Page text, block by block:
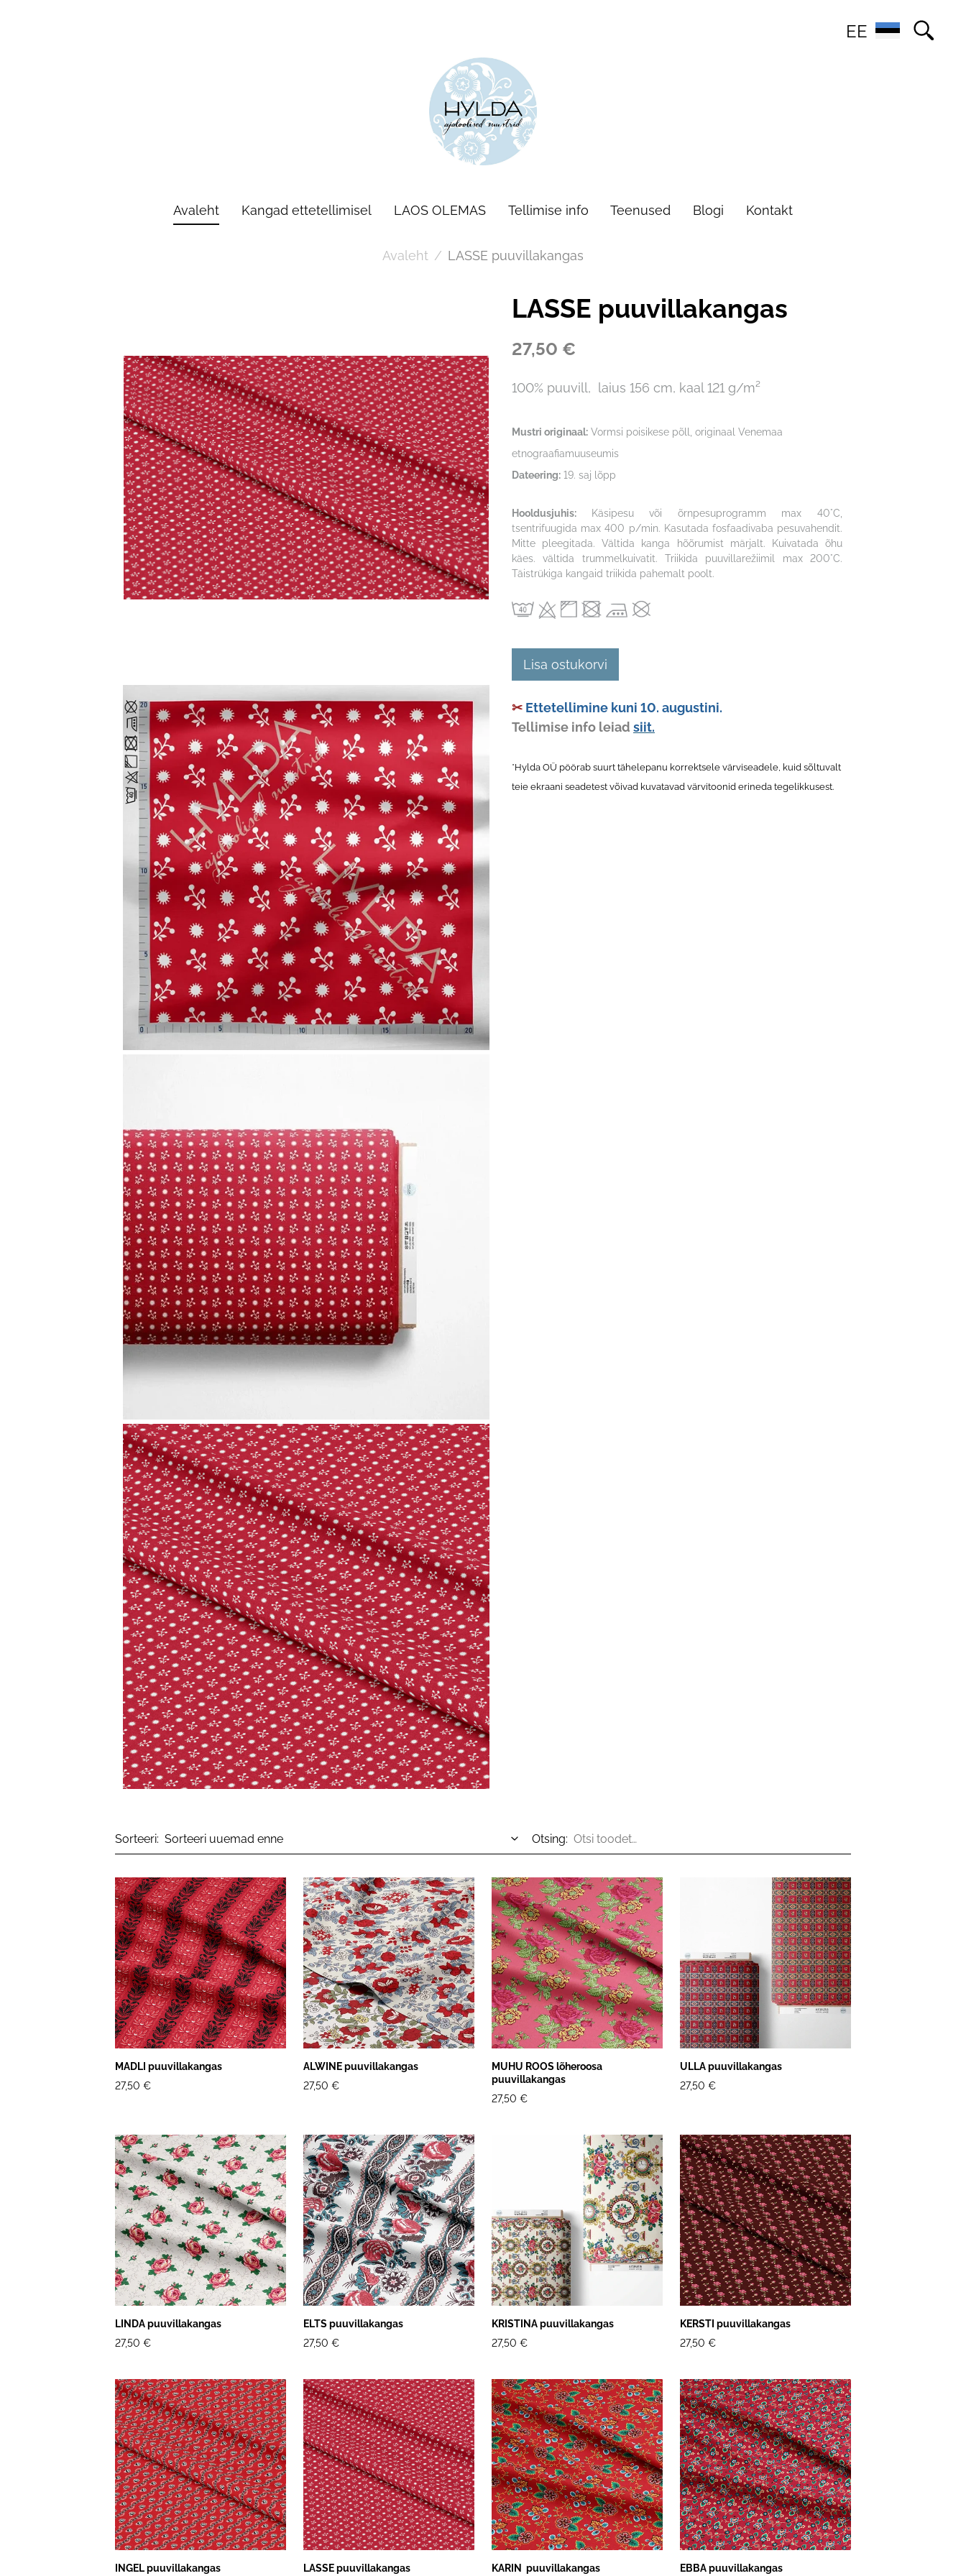
EE
Avaleht Kangad ettetellimisel LAOS OLEMAS Tellimise info Teenused Blogi Kontakt
Avaleht / LASSE puuvillakangas
LASSE puuvillakangas
27,50 €
100% puuvill, laius 156 cm, kaal 121 g/m²
Mustri originaal: Vormsi poisikese põll, originaal Venemaa
etnograafiamuuseumis
Dateering: 19. saj lõpp
Hooldusjuhis:
Käsipesu või õrnpesuprogramm max 40°C,
tsentrifuugida max 400 p/min. Kasutada fosfaadivaba pesuvahendit.
Mitte pleegitada. Vältida kanga hõõrumist märjalt. Kuivatada õhu
käes. vältida trummelkuivatit. Triikida puuvillarežiimil max 200°C.
Täistrükiga kangaid triikida pahemalt poolt.
Lisa ostukorvi
✂ Ettetellimine kuni 10. augustini.
Tellimise info leiad siit.
*Hylda OÜ pöörab suurt tähelepanu korrektsele värviseadele, kuid sõltuvalt
teie ekraani seadetest võivad kuvatavad värvitoonid erineda tegelikkusest.
Sorteeri: Otsing:
MADLI puuvillakangas
27,50 €
ALWINE puuvillakangas
27,50 €
MUHU ROOS lõheroosa
puuvillakangas
27,50 €
ULLA puuvillakangas
27,50 €
LINDA puuvillakangas
27,50 €
ELTS puuvillakangas
27,50 €
KRISTINA puuvillakangas
27,50 €
KERSTI puuvillakangas
27,50 €
INGEL puuvillakangas LASSE puuvillakangas KARIN puuvillakangas EBBA puuvillakangas